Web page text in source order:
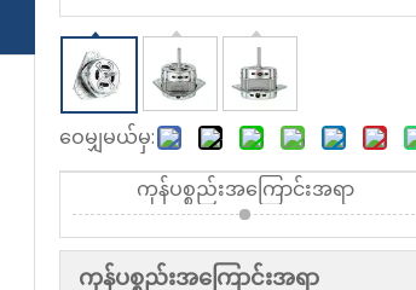
ဝေမျှမယ်မှ:
ကုန်ပစ္စည်းအကြောင်းအရာ
ကုန်ပစ္စည်းအကြောင်းအရာ